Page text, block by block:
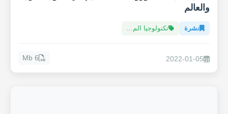
والعالم
نشرة تكنولوجيا الم...
2022-01-05
6 Mb